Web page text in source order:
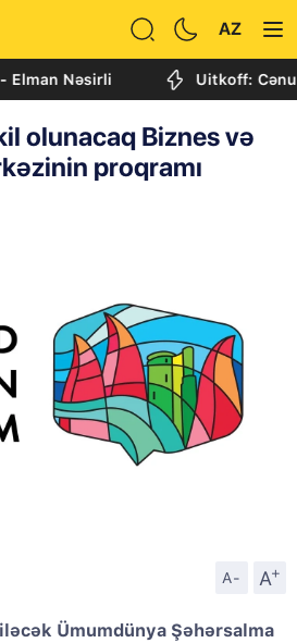
AZ
Nəsirli Uitkoff: Cənubi
olunacaq Biznes və
proqramı
A- A
+
Ümumdünya Şəhərsalma